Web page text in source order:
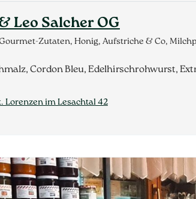
Leo Salcher OG
Zutaten, Honig, Aufstriche & Co,
Cordon Bleu, Edelhirschrohwurst,
Lorenzen im Lesachtal 42